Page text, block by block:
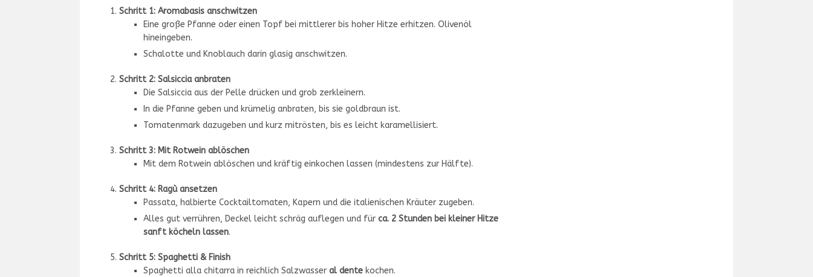
Schritt 1: Aromabasis anschwitzen
Eine große Pfanne oder einen Topf bei mittlerer bis hoher Hitze erhitzen. Olivenöl
hineingeben.
Schalotte und Knoblauch darin glasig anschwitzen.
Schritt 2: Salsiccia anbraten
Die Salsiccia aus der Pelle drücken und grob zerkleinern.
In die Pfanne geben und krümelig anbraten, bis sie goldbraun ist.
Tomatenmark dazugeben und kurz mitrösten, bis es leicht karamellisiert.
Schritt 3: Mit Rotwein ablöschen
Mit dem Rotwein ablöschen und kräftig einkochen lassen (mindestens zur Hälfte).
Schritt 4: Ragù ansetzen
Passata, halbierte Cocktailtomaten, Kapern und die italienischen Kräuter zugeben.
Alles gut verrühren, Deckel leicht schräg auflegen und für ca. 2 Stunden bei kleiner Hitze
sanft köcheln lassen.
Schritt 5: Spaghetti & Finish
Spaghetti alla chitarra in reichlich Salzwasser al dente kochen.